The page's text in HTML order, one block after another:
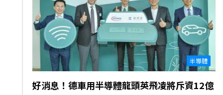
半導體
好消息！德車用半導體龍頭英飛凌將斥資12億